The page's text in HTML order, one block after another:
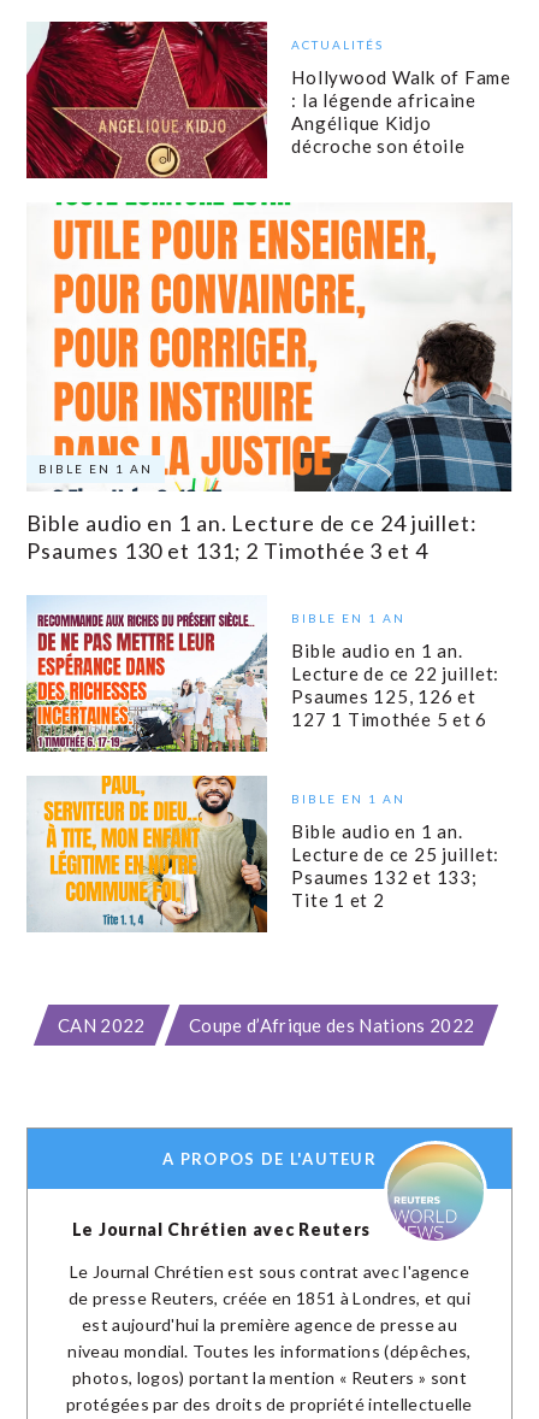
ACTUALITÉS
Hollywood Walk of Fame
: la légende africaine
Angélique Kidjo
décroche son étoile
BIBLE EN 1 AN
Bible audio en 1 an. Lecture de ce 24 juillet:
Psaumes 130 et 131; 2 Timothée 3 et 4
BIBLE EN 1 AN
Bible audio en 1 an.
Lecture de ce 22 juillet:
Psaumes 125, 126 et
127 1 Timothée 5 et 6
BIBLE EN 1 AN
Bible audio en 1 an.
Lecture de ce 25 juillet:
Psaumes 132 et 133;
Tite 1 et 2
CAN 2022 Coupe d’Afrique des Nations 2022
A PROPOS DE L'AUTEUR
Le Journal Chrétien avec Reuters
Le Journal Chrétien est sous contrat avec l'agence
de presse Reuters, créée en 1851 à Londres, et qui
est aujourd'hui la première agence de presse au
niveau mondial. Toutes les informations (dépêches,
photos, logos) portant la mention « Reuters » sont
protégées par des droits de propriété intellectuelle